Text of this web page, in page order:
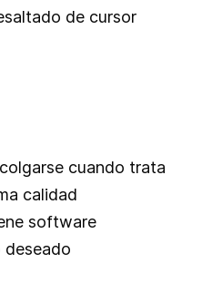
de cursor
cuando trata
calidad
software
deseado